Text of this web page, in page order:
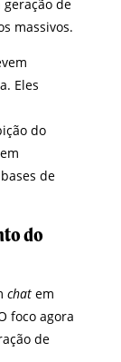
de
massivos.
Eles
do
de
do
chat em
foco agora
de